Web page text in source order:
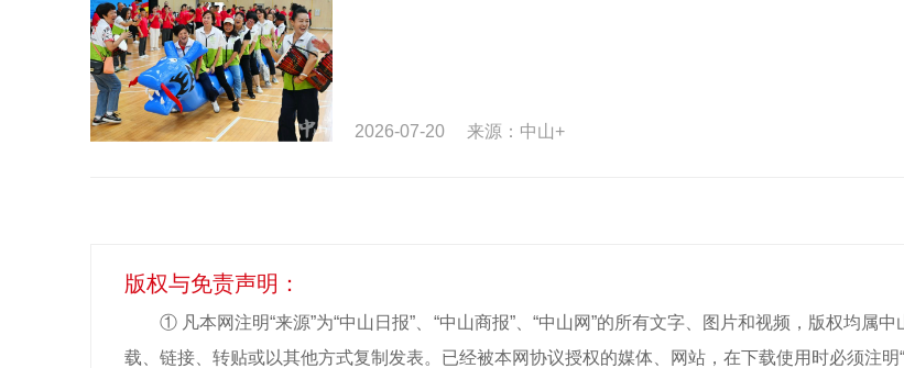
2026-07-20 来源：中山+
版权与免责声明：
① 凡本网注明“来源”为“中山日报”、“中山商报”、“中山网”的所有文字、图片和视频，版权均属
载、链接、转贴或以其他方式复制发表。已经被本网协议授权的媒体、网站，在下载使用时必须注明